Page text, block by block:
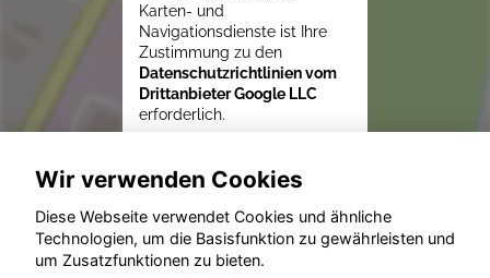
Karten- und
Navigationsdienste ist Ihre
Zustimmung zu den
Datenschutzrichtlinien vom
Drittanbieter Google LLC
erforderlich.
aktivieren
Wir verwenden Cookies
Diese Webseite verwendet Cookies und ähnliche
Technologien, um die Basisfunktion zu gewährleisten und
um Zusatzfunktionen zu bieten.